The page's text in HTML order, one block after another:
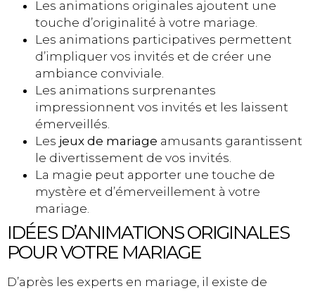
Les animations originales ajoutent une
touche d’originalité à votre mariage.
Les animations participatives permettent
d’impliquer vos invités et de créer une
ambiance conviviale.
Les animations surprenantes
impressionnent vos invités et les laissent
émerveillés.
Les jeux de mariage amusants garantissent
le divertissement de vos invités.
La magie peut apporter une touche de
mystère et d’émerveillement à votre
mariage.
IDÉES D’ANIMATIONS ORIGINALES
POUR VOTRE MARIAGE
D’après les experts en mariage, il existe de